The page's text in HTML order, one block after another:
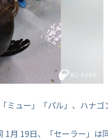
ミュー」「パル」、ハナゴ
1月 19日、「セーラー」は